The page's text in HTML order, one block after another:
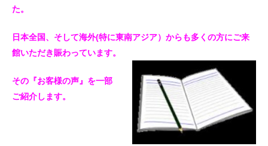
た。
日本全国、そして海外(特に東南アジア）からも多くの方にご来
館いただき賑わっています。
その『お客様の声』を一部
ご紹介します。